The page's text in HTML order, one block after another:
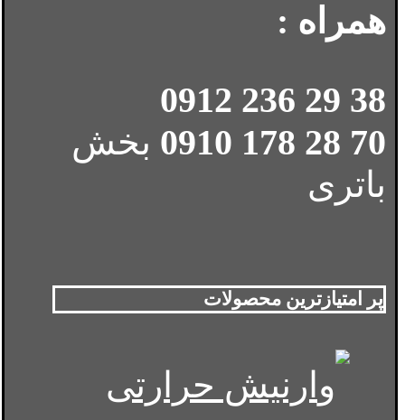
همراه :
38 29 236 0912
70 28 178 0910
بخش
باتری
پر امتیازترین محصولات